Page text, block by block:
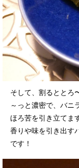
そして、割るととろ
～っと濃密で、バニ
ほろ苦を引き立てま
香りや味を引き出す
です！